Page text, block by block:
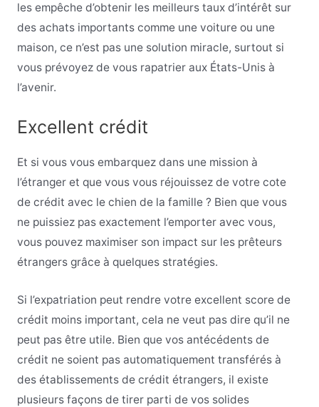
les empêche d’obtenir les meilleurs taux d’intérêt sur
des achats importants comme une voiture ou une
maison, ce n’est pas une solution miracle, surtout si
vous prévoyez de vous rapatrier aux États-Unis à
l’avenir.
Excellent crédit
Et si vous vous embarquez dans une mission à
l’étranger et que vous vous réjouissez de votre cote
de crédit avec le chien de la famille ? Bien que vous
ne puissiez pas exactement l’emporter avec vous,
vous pouvez maximiser son impact sur les prêteurs
étrangers grâce à quelques stratégies.
Si l’expatriation peut rendre votre excellent score de
crédit moins important, cela ne veut pas dire qu’il ne
peut pas être utile. Bien que vos antécédents de
crédit ne soient pas automatiquement transférés à
des établissements de crédit étrangers, il existe
plusieurs façons de tirer parti de vos solides